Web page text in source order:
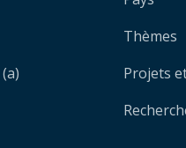
Thèmes
Projets